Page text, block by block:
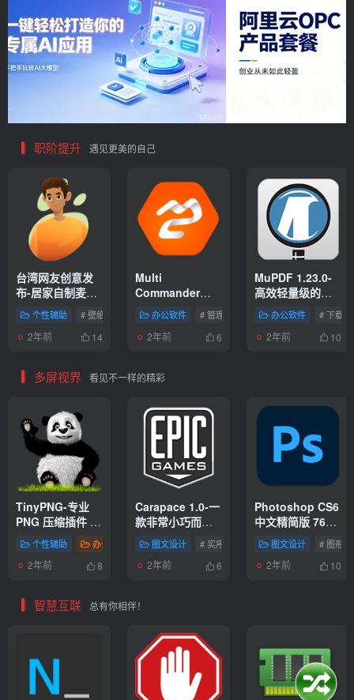
职阶提升 遇见更美的自己
台湾网友创意发
布-居家自制麦克
笔与自动笔手写
字体，提供免费
商用授权
个性辅助 # 壁纸字体
2年前 14
Multi
Commander
13.4.0-发现一款
功能强大的多标
签文件管理工具
办公软件 # 管理 # 信息 # 实用工具
2年前 6
MuPDF 1.23.0-
高效轻量级的
PDF渲染引擎 免
费极速PDF阅读
工具
办公软件 # 下载
2年前 10
多屏视界 看见不一样的精彩
TinyPNG-专业
PNG 压缩插件 强
大的图片压缩利
器 个性辅助 办公软件 图文设计 # 管理 # 信息 # 下载传输
2年前 8
Carapace 1.0-一
款非常小巧而又
实用的绘画辅助
工具图文设计 # 实用工具 # 图形相关
2年前 6
Photoshop CS6
中文精简版 76M
高速下载，免费
体验！
图文设计 # 图形
2年前 10
智慧互联 总有你相伴！